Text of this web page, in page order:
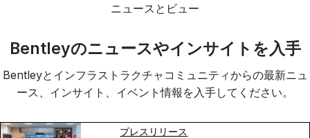
ニュースとビュー
Bentleyのニュースやインサイトを入手
Bentleyとインフラストラクチャコミュニティからの最新ニュ
ース、インサイト、イベント情報を入手してください。
プレスリリース